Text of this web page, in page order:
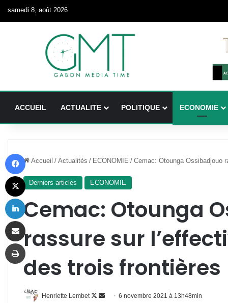
samedi 8, août 2026
ACCUEIL ACTUALITE POLITIQUE ECONOMIE
Accueil / Actualités / ECONOMIE / Cemac: Otounga Ossibadjouo
Derniers articles ECONOMIE
Cemac: Otounga
rassure sur
des trois frontières
Henriette Lembet
Follow
Envoyer6 novembre 2021 à 13h48min
X
Imprimer